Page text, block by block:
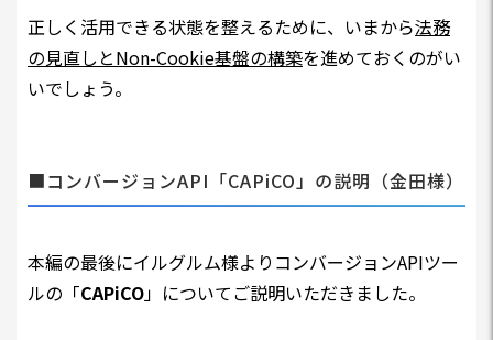
正しく活用できる状態を整えるために、いまから法務
の見直しとNon-Cookie基盤の構築を進めておくのがい
いでしょう。
■コンバージョンAPI「CAPiCO」の説明（金田様）
本編の最後にイルグルム様よりコンバージョンAPIツー
ルの「CAPiCO」についてご説明いただきました。